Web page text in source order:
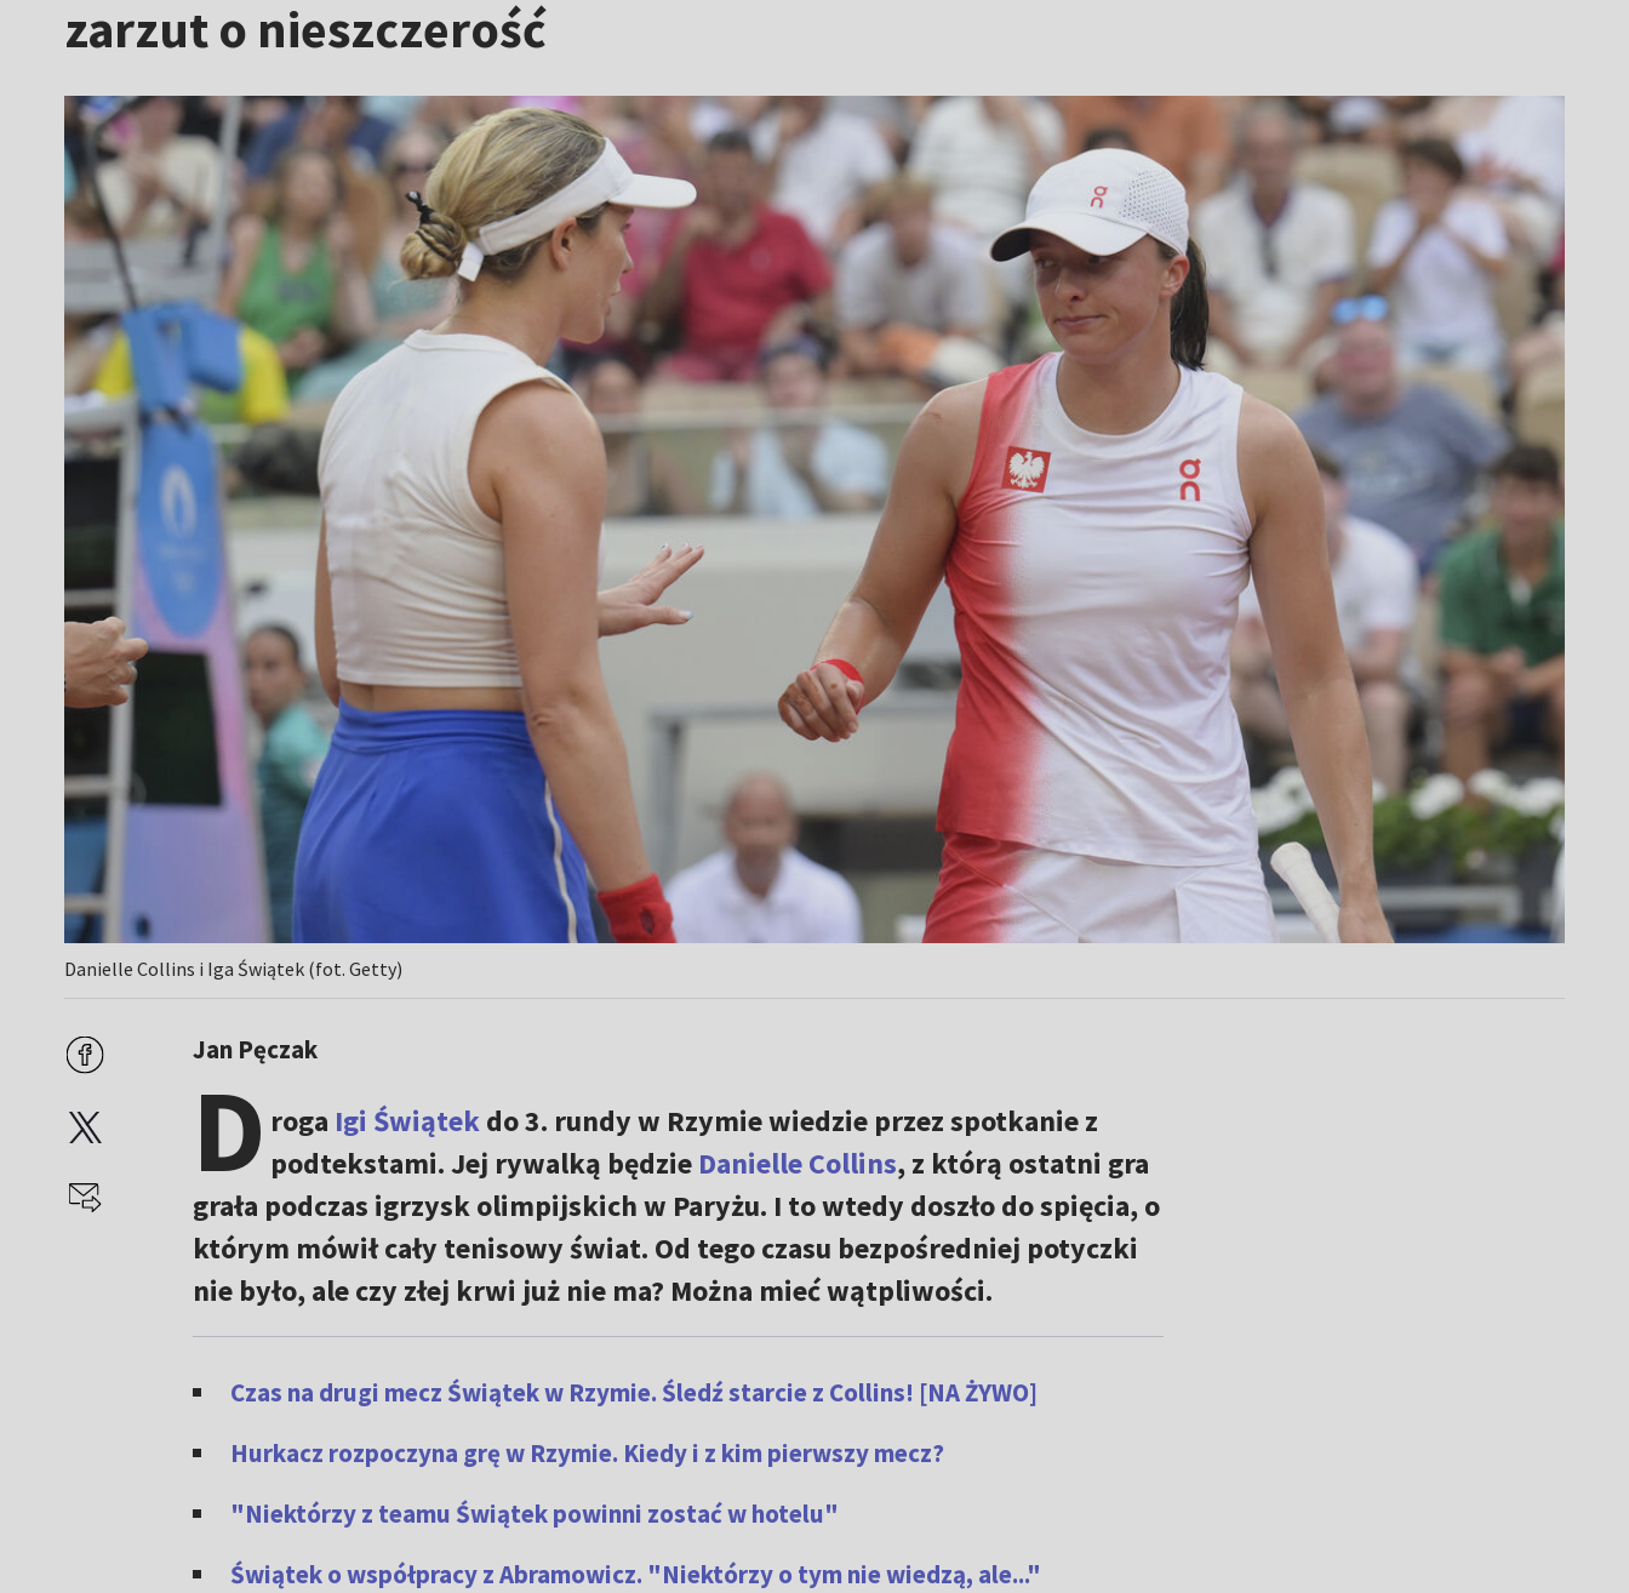
zarzut o nieszczerość
Danielle Collins i Iga Świątek (fot. Getty)
Jan Pęczak
D roga Igi Świątekdo 3. rundy w Rzymie wiedzie przez spotkanie z
podtekstami. Jej rywalką będzie Danielle Collins, z którą ostatni gra
grała podczas igrzysk olimpijskich w Paryżu. I to wtedy doszło do spięcia, o
którym mówił cały tenisowy świat. Od tego czasu bezpośredniej potyczki
nie było, ale czy złej krwi już nie ma? Można mieć wątpliwości.
Czas na drugi mecz Świątek w Rzymie. Śledź starcie z Collins! [NA ŻYWO]
Hurkacz rozpoczyna grę w Rzymie. Kiedy i z kim pierwszy mecz?
"Niektórzy z teamu Świątek powinni zostać w hotelu"
Świątek o współpracy z Abramowicz. "Niektórzy o tym nie wiedzą, ale..."